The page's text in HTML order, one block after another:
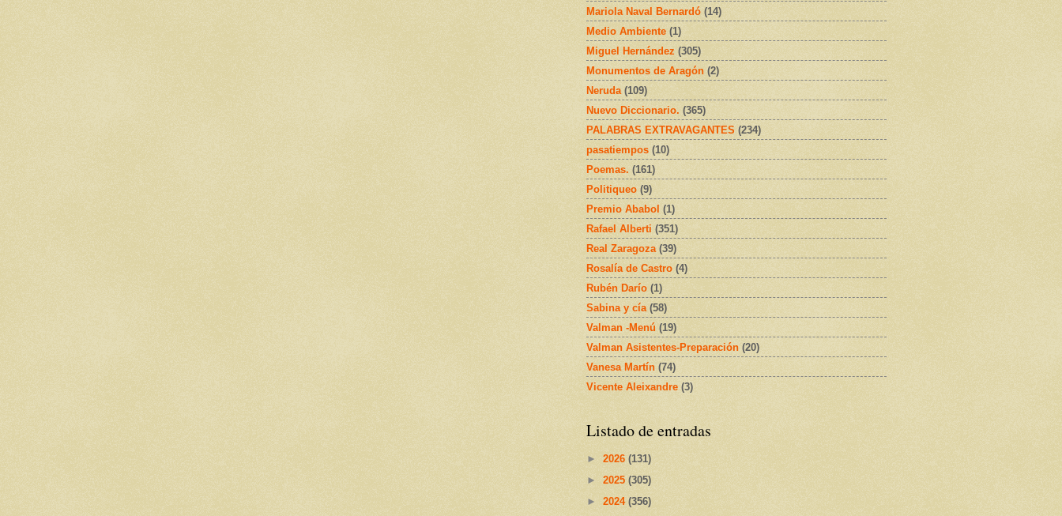
Mariola Naval Bernardó (14)
Medio Ambiente (1)
Miguel Hernández (305)
Monumentos de Aragón (2)
Neruda (109)
Nuevo Diccionario. (365)
PALABRAS EXTRAVAGANTES (234)
pasatiempos (10)
Poemas. (161)
Politiqueo (9)
Premio Ababol (1)
Rafael Alberti (351)
Real Zaragoza (39)
Rosalía de Castro (4)
Rubén Darío (1)
Sabina y cía (58)
Valman -Menú (19)
Valman Asistentes-Preparación (20)
Vanesa Martín (74)
Vicente Aleixandre (3)
Listado de entradas
► 2026 (131)
► 2025 (305)
► 2024 (356)